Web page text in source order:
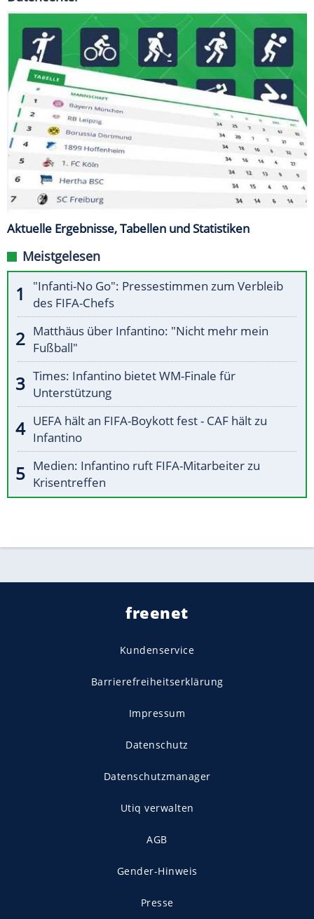
Aktuelle Ergebnisse, Tabellen und Statistiken
Meistgelesen
"Infanti-No Go": Pressestimmen zum Verbleib
des FIFA-Chefs
Matthäus über Infantino: "Nicht mehr mein
Fußball"
Times: Infantino bietet WM-Finale für
Unterstützung
UEFA hält an FIFA-Boykott fest - CAF hält zu
Infantino
Medien: Infantino ruft FIFA-Mitarbeiter zu
Krisentreffen
freenet
Kundenservice
Barrierefreiheitserklärung
Impressum
Datenschutz
Datenschutzmanager
Utiq verwalten
AGB
Gender-Hinweis
Presse